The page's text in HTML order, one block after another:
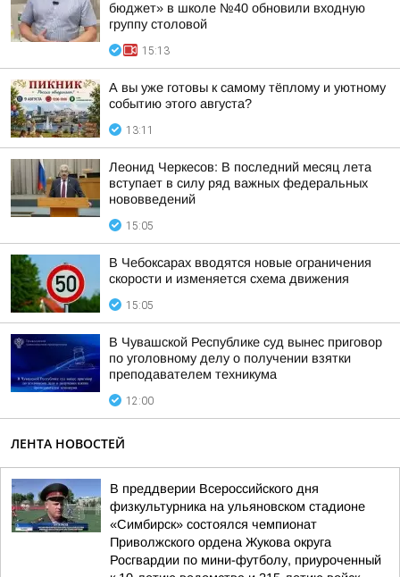
бюджет» в школе №40 обновили входную
группу столовой
15:13
А вы уже готовы к самому тёплому и уютному
событию этого августа?
13:11
Леонид Черкесов: В последний месяц лета
вступает в силу ряд важных федеральных
нововведений
15:05
В Чебоксарах вводятся новые ограничения
скорости и изменяется схема движения
15:05
В Чувашской Республике суд вынес приговор
по уголовному делу о получении взятки
преподавателем техникума
12:00
ЛЕНТА НОВОСТЕЙ
В преддверии Всероссийского дня
физкультурника на ульяновском стадионе
«Симбирск» состоялся чемпионат
Приволжского ордена Жукова округа
Росгвардии по мини-футболу, приуроченный